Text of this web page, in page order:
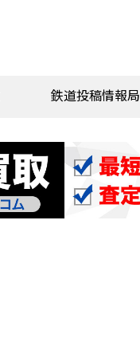
鉄道投稿情報局